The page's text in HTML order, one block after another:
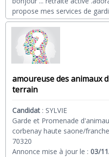
propose mes services de
amoureuse des animaux
terrain
Candidat : SYLVIE
Garde et Promenade
corbenay haute saone/
70320
Annonce mise à jour le :03/